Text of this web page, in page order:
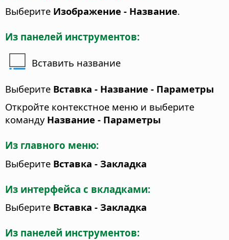
Выберите Изображение - Название.
Из панелей инструментов:
Вставить название
Выберите Вставка - Название - Параметры
Откройте контекстное меню и выберите
команду Название - Параметры
Из главного меню:
Выберите Вставка - Закладка
Из интерфейса с вкладками:
Выберите Вставка - Закладка
Из панелей инструментов: